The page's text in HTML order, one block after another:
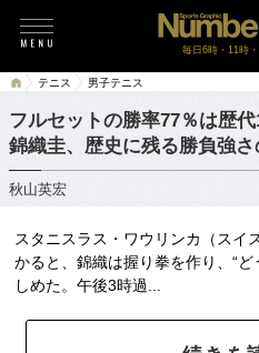
毎日6時・11時
テニス 男子テニス
フルセットの勝率77％は歴代
錦織圭、歴史に残る勝負強さ
秋山英宏
スタニスラス・ワウリンカ（スイ
かると、錦織は握り拳を作り、“
しめた。午後3時過...